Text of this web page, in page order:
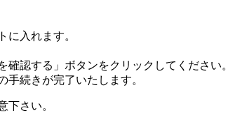
に入れます。
認する」ボタンをクリックしてください。
続きが完了いたします。
さい。